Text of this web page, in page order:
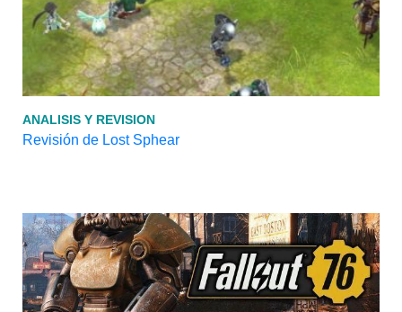
ANALISIS Y REVISION
Revisión de Lost Sphear